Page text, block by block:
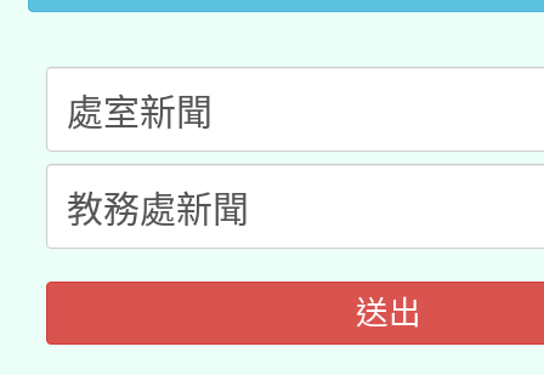
接種之民眾」措施，延
月28日止
送出